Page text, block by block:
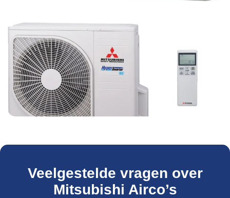
Veelgestelde vragen over
Mitsubishi Airco’s